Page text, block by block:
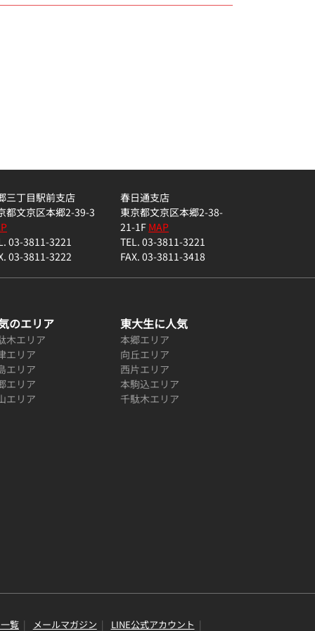
三丁目駅前支店
都文京区本郷2-39-3
03-3811-3221
03-3811-3222
春日通支店
東京都文京区本郷2-38-
21-1FMAP
TEL. 03-3811-3221
FAX. 03-3811-3418
のエリア
木エリア
エリア
エリア
エリア
エリア
東大生に人気
本郷エリア
向丘エリア
西片エリア
本駒込エリア
千駄木エリア
覧 メールマガジン LINE公式アカウント